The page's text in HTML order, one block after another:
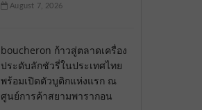
August 7, 2026
boucheron ก้าวสู่ตลาดเครื่อง
ประดับลักชัวรี่ในประเทศไทย
พร้อมเปิดตัวบูติกแห่งแรก ณ
ศูนย์การค้าสยามพารากอน